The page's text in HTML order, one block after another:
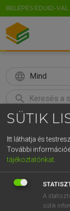
BELÉPÉS EDUID-VAL
language Mind
search
Európai
SÜTIK
Itt láthatja és
További
tájékoztatónkat.
A
sütik
GR
t z
g h j
n